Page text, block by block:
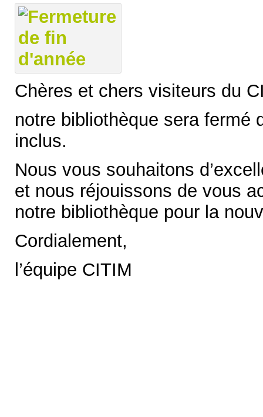
Chères et chers visiteurs du
notre bibliothèque sera fermé
inclus.
Nous vous souhaitons
et nous réjouissons de vous
notre bibliothèque pour la
Cordialement,
l’équipe CITIM